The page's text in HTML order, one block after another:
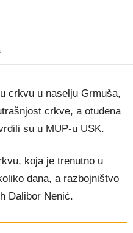
crkvu u naselju Grmuša,
crkve, a otuđena
su u MUP-u USK.
koja je trenutno u
dana, a razbojništvo
Dalibor Nenić.